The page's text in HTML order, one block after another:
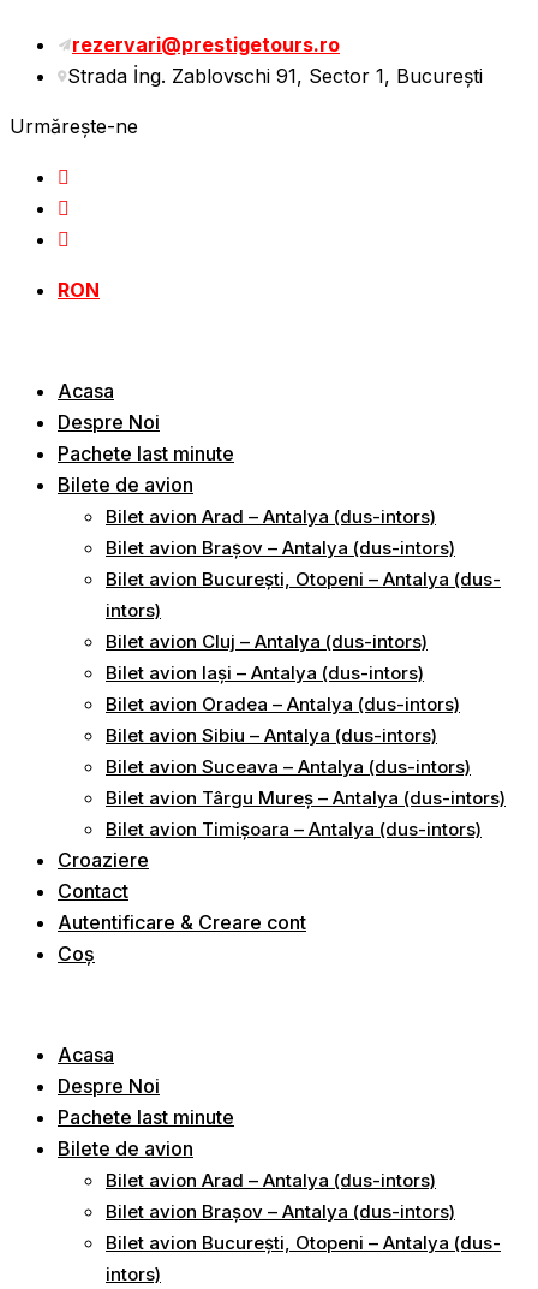
Sări
rezervari@prestigetours.ro
Strada İng. Zablovschi 91, Sector 1, Bucureşti
Urmărește-ne
RON
Acasa
Despre Noi
Pachete last minute
Bilete de avion
Bilet avion Arad – Antalya (dus-intors)
Bilet avion Brașov – Antalya (dus-intors)
Bilet avion București, Otopeni – Antalya (dus-
intors)
Bilet avion Cluj – Antalya (dus-intors)
Bilet avion Iași – Antalya (dus-intors)
Bilet avion Oradea – Antalya (dus-intors)
Bilet avion Sibiu – Antalya (dus-intors)
Bilet avion Suceava – Antalya (dus-intors)
Bilet avion Târgu Mureș – Antalya (dus-intors)
Bilet avion Timișoara – Antalya (dus-intors)
Croaziere
Contact
Autentificare & Creare cont
Coș
Acasa
Despre Noi
Pachete last minute
Bilete de avion
Bilet avion Arad – Antalya (dus-intors)
Bilet avion Brașov – Antalya (dus-intors)
Bilet avion București, Otopeni – Antalya (dus-
intors)